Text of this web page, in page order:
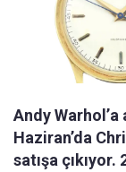
Andy
Haziran’da
satışa